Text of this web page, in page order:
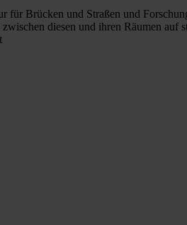
Brücken und Straßen und
diesen und ihren Räumen auf